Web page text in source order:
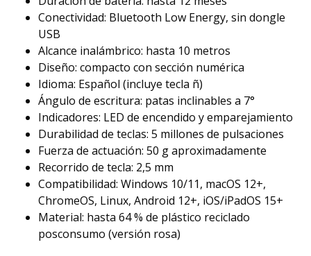
Conectividad: Bluetooth Low Energy, sin dongle
USB
Alcance inalámbrico: hasta 10 metros
Diseño: compacto con sección numérica
Idioma: Español (incluye tecla ñ)
Ángulo de escritura: patas inclinables a 7°
Indicadores: LED de encendido y emparejamiento
Durabilidad de teclas: 5 millones de pulsaciones
Fuerza de actuación: 50 g aproximadamente
Recorrido de tecla: 2,5 mm
Compatibilidad: Windows 10/11, macOS 12+,
ChromeOS, Linux, Android 12+, iOS/iPadOS 15+
Material: hasta 64 % de plástico reciclado
posconsumo (versión rosa)